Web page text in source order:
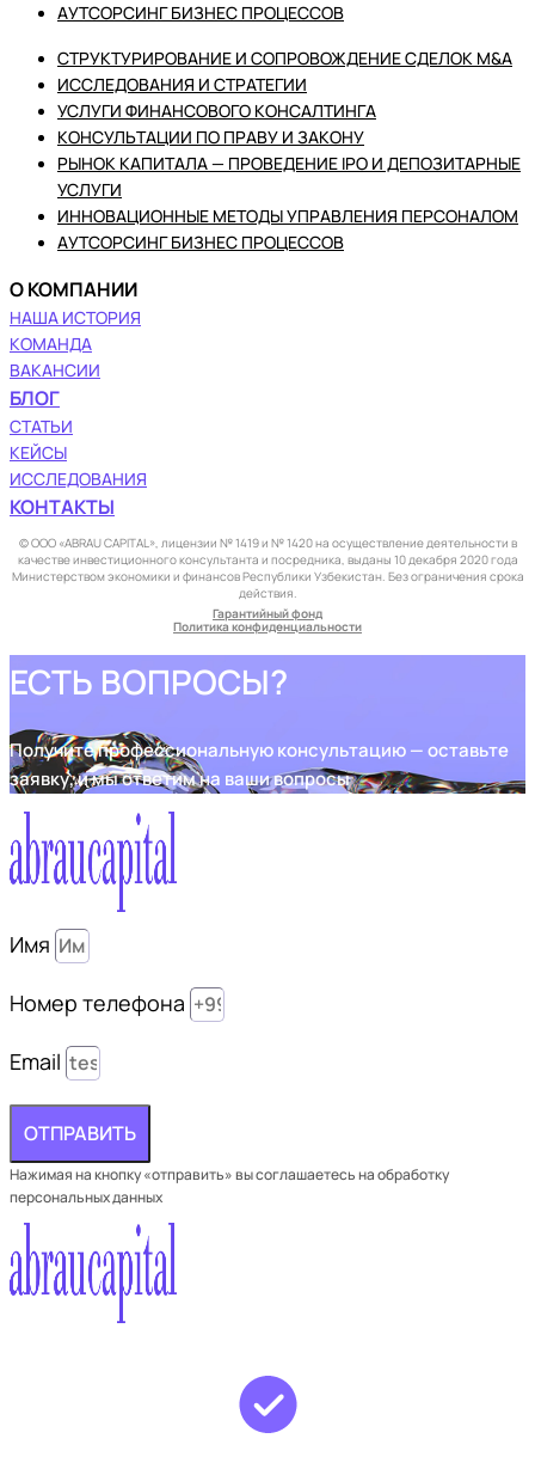
АУТСОРСИНГ БИЗНЕС ПРОЦЕССОВ
СТРУКТУРИРОВАНИЕ И СОПРОВОЖДЕНИЕ СДЕЛОК M&A
ИССЛЕДОВАНИЯ И СТРАТЕГИИ
УСЛУГИ ФИНАНСОВОГО КОНСАЛТИНГА
КОНСУЛЬТАЦИИ ПО ПРАВУ И ЗАКОНУ
РЫНОК КАПИТАЛА — ПРОВЕДЕНИЕ IPO И ДЕПОЗИТАРНЫЕ
УСЛУГИ
ИННОВАЦИОННЫЕ МЕТОДЫ УПРАВЛЕНИЯ ПЕРСОНАЛОМ
АУТСОРСИНГ БИЗНЕС ПРОЦЕССОВ
О КОМПАНИИ
НАША ИСТОРИЯ
КОМАНДА
ВАКАНСИИ
БЛОГ
СТАТЬИ
КЕЙСЫ
ИССЛЕДОВАНИЯ
КОНТАКТЫ
© ООО «ABRAU CAPITAL», лицензии № 1419 и № 1420 на осуществление деятельности в
качестве инвестиционного консультанта и посредника, выданы 10 декабря 2020 года
Министерством экономики и финансов Республики Узбекистан. Без ограничения срока
действия.
Гарантийный фонд
Политика конфиденциальности
ЕСТЬ ВОПРОСЫ?
Получите профессиональную консультацию — оставьте
заявку, и мы ответим на ваши вопросы
Имя
Номер телефона
Email
ОТПРАВИТЬ
Нажимая на кнопку «отправить» вы соглашаетесь на обработку
персональных данных